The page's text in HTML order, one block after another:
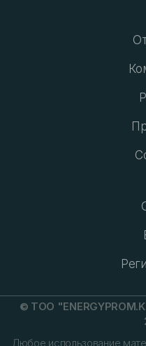
© ТОО
Любое использование